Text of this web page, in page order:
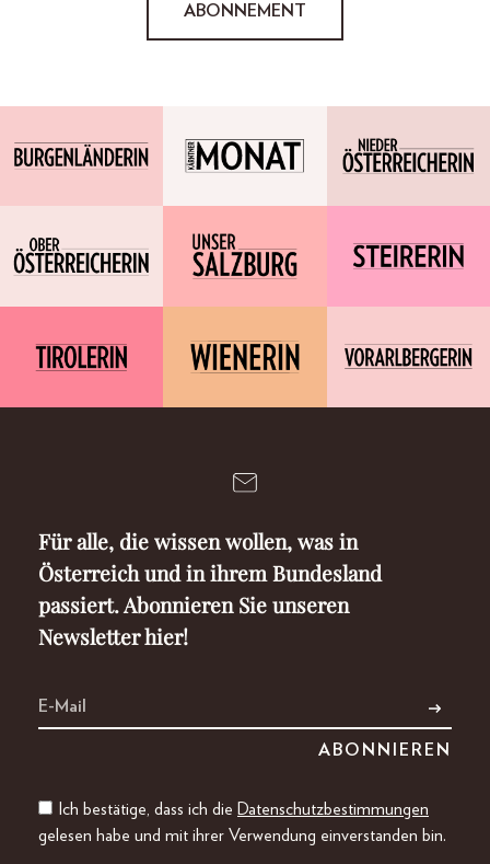
ABONNEMENT
Für alle, die wissen wollen, was in
Österreich und in ihrem Bundesland
passiert. Abonnieren Sie unseren
Newsletter hier!
Ich bestätige, dass ich die Datenschutzbestimmungen
gelesen habe und mit ihrer Verwendung einverstanden bin.